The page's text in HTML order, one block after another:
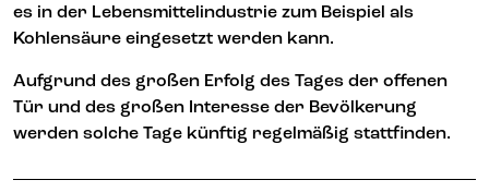
es in der Lebensmittelindustrie zum Beispiel als
Kohlensäure eingesetzt werden kann.
Aufgrund des großen Erfolg des Tages der offenen
Tür und des großen Interesse der Bevölkerung
werden solche Tage künftig regelmäßig stattfinden.